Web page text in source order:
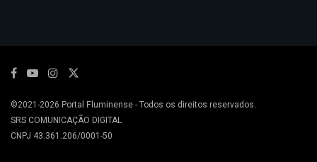
©2021-2026 Portal Fluminense- Todos os direitos reservados.
SRS COMUNICAÇÃO DIGITAL
CNPJ 43.361.206/0001-50